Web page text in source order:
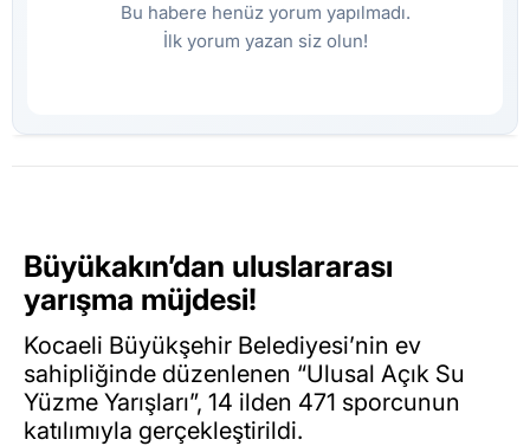
Bu habere henüz yorum yapılmadı.
İlk yorum yazan siz olun!
Büyükakın’dan uluslararası
yarışma müjdesi!
Kocaeli Büyükşehir Belediyesi’nin ev
sahipliğinde düzenlenen “Ulusal Açık Su
Yüzme Yarışları”, 14 ilden 471 sporcunun
katılımıyla gerçekleştirildi.